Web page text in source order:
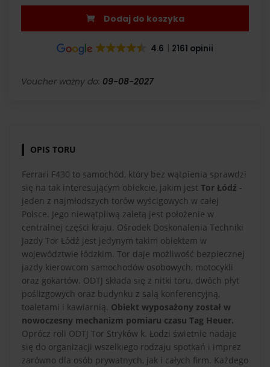
Dodaj do koszyka
4.6 2161 opinii
Voucher ważny do: 09-08-2027
OPIS TORU
Ferrari F430 to samochód, który bez wątpienia sprawdzi
się na tak interesującym obiekcie, jakim jest Tor Łódź -
jeden z najmłodszych torów wyścigowych w całej
Polsce. Jego niewątpliwą zaletą jest położenie w
centralnej części kraju. Ośrodek Doskonalenia Techniki
Jazdy Tor Łódź jest jedynym takim obiektem w
województwie łódzkim. Tor daje możliwość bezpiecznej
jazdy kierowcom samochodów osobowych, motocykli
oraz gokartów. ODTJ składa się z nitki toru, dwóch płyt
poślizgowych oraz budynku z salą konferencyjną,
toaletami i kawiarnią. Obiekt wyposażony został w
nowoczesny mechanizm pomiaru czasu Tag Heuer.
Oprócz roli ODTJ Tor Stryków k. Łodzi świetnie nadaje
się do organizacji wszelkiego rodzaju spotkań i imprez
zarówno dla osób prywatnych, jak i całych firm. Każdego